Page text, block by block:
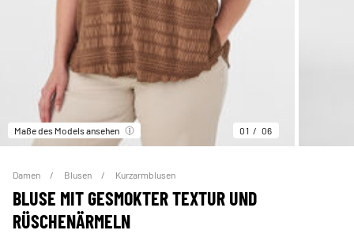
Maße des Models ansehen 01 06
Damen Blusen Kurzarmblusen
BLUSE MIT GESMOKTER TEXTUR UND
RÜSCHENÄRMELN